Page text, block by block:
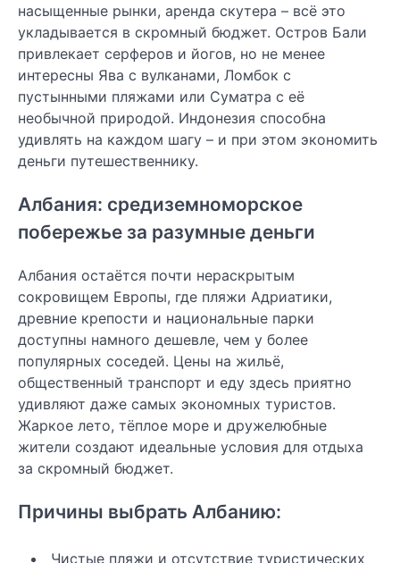
насыщенные рынки, аренда скутера – всё это
укладывается в скромный бюджет. Остров Бали
привлекает серферов и йогов, но не менее
интересны Ява с вулканами, Ломбок с
пустынными пляжами или Суматра с её
необычной природой. Индонезия способна
удивлять на каждом шагу – и при этом экономить
деньги путешественнику.
Албания: средиземноморское
побережье за разумные деньги
Албания остаётся почти нераскрытым
сокровищем Европы, где пляжи Адриатики,
древние крепости и национальные парки
доступны намного дешевле, чем у более
популярных соседей. Цены на жильё,
общественный транспорт и еду здесь приятно
удивляют даже самых экономных туристов.
Жаркое лето, тёплое море и дружелюбные
жители создают идеальные условия для отдыха
за скромный бюджет.
Причины выбрать Албанию:
Чистые пляжи и отсутствие туристических